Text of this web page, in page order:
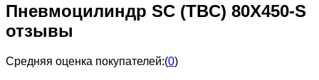
Пневмоцилиндр SC (TBC) 80X450-S
отзывы
Средняя оценка покупателей:(0)